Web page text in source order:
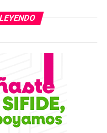
de la Fiscalía
contra la salud,
jurídica
las investigaciones